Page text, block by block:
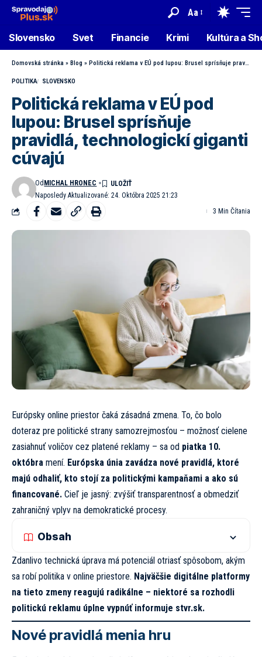
Aa
Slovensko Svet Financie Krimi Kultúra a
Domovská stránka » Blog » Politická reklama v EÚ pod lupou: Brusel sprísňuje pravidlá, technologickí giganti cúvajú
POLITIKA SLOVENSKO
Politická reklama v EÚ pod
lupou: Brusel sprísňuje
pravidlá, technologickí giganti
cúvajú
Naposledy Aktualizované: 24. Októbra 2025 21:23
Od MICHAL HRONEC
3 Min Čítania
Európsky online priestor čaká zásadná zmena. To, čo bolo
doteraz pre politické strany samozrejmosťou – možnosť cielene
zasiahnuť voličov cez platené reklamy – sa od piatka 10.
októbra mení. Európska únia zavádza nové pravidlá, ktoré
majú odhaliť, kto stojí za politickými kampaňami a ako sú
financované. Cieľ je jasný: zvýšiť transparentnosť a obmedziť
zahraničný vplyv na demokratické procesy.
Obsah
Zdanlivo technická úprava má potenciál otriasť spôsobom, akým
sa robí politika v online priestore. Najväčšie digitálne platformy
na tieto zmeny reagujú radikálne – niektoré sa rozhodli
politickú reklamu úplne vypnúť informuje stvr.sk.
Nové pravidlá menia hru